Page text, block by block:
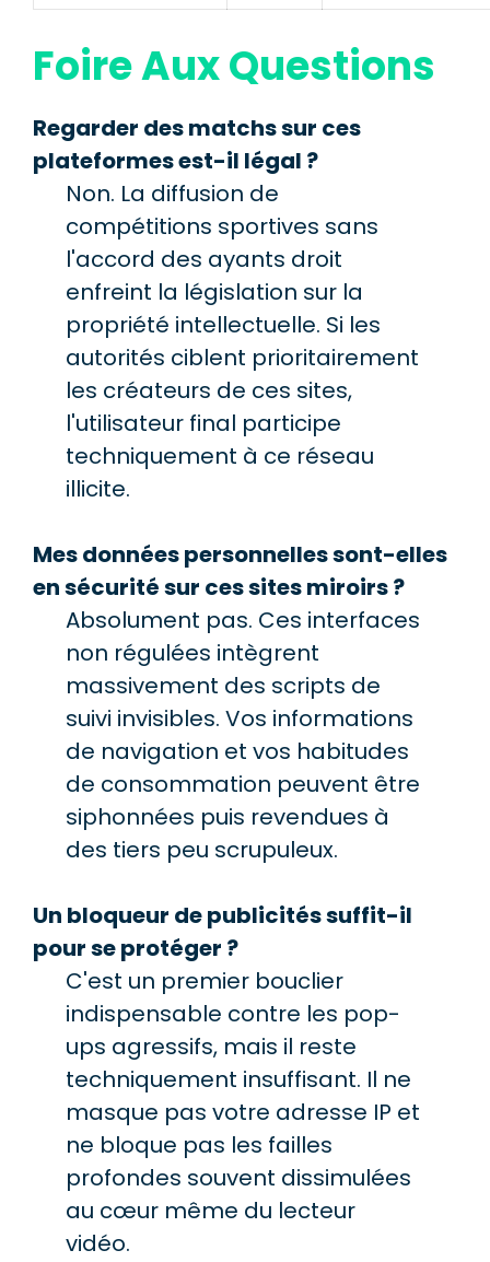
Foire Aux Questions
Regarder des matchs sur ces
plateformes est-il légal ?
Non. La diffusion de
compétitions sportives sans
l'accord des ayants droit
enfreint la législation sur la
propriété intellectuelle. Si les
autorités ciblent prioritairement
les créateurs de ces sites,
l'utilisateur final participe
techniquement à ce réseau
illicite.
Mes données personnelles sont-elles
en sécurité sur ces sites miroirs ?
Absolument pas. Ces interfaces
non régulées intègrent
massivement des scripts de
suivi invisibles. Vos informations
de navigation et vos habitudes
de consommation peuvent être
siphonnées puis revendues à
des tiers peu scrupuleux.
Un bloqueur de publicités suffit-il
pour se protéger ?
C'est un premier bouclier
indispensable contre les pop-
ups agressifs, mais il reste
techniquement insuffisant. Il ne
masque pas votre adresse IP et
ne bloque pas les failles
profondes souvent dissimulées
au cœur même du lecteur
vidéo.